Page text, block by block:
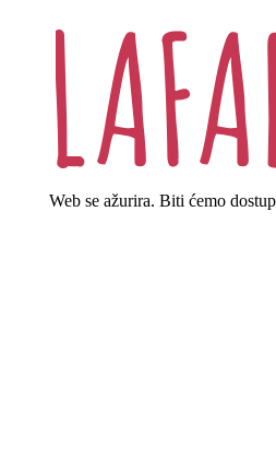
Web se ažurira. Biti ćemo